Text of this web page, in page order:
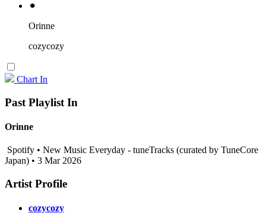
⚫︎
Orinne
cozycozy
Chart In
Past Playlist In
Orinne
Spotify • New Music Everyday - tuneTracks (curated by TuneCore
Japan) • 3 Mar 2026
Artist Profile
cozycozy